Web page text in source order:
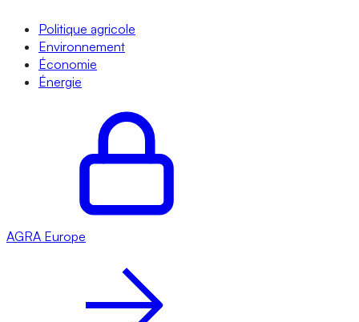
Politique agricole
Environnement
Économie
Énergie
AGRA Europe